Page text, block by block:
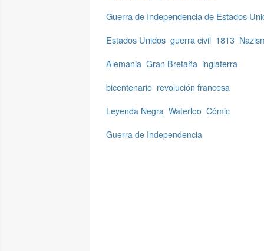
Guerra de Independencia de Estados
Estados Unidos guerra civil 1813
Alemania Gran Bretaña inglaterra
bicentenario revolución francesa
Leyenda Negra Waterloo Cómic
Guerra de Independencia